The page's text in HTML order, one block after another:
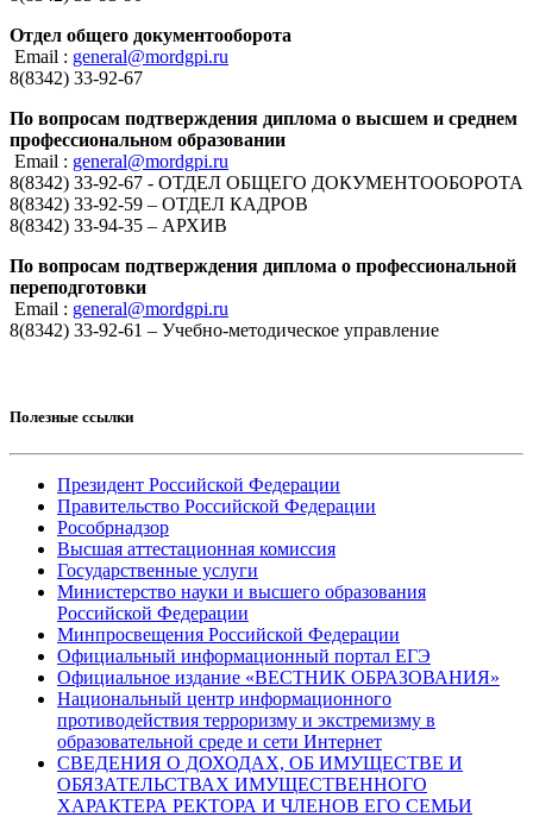
Отдел общего документооборота
Email : general@mordgpi.ru
8(8342) 33-92-67
По вопросам подтверждения диплома о высшем и среднем
профессиональном образовании
Email : general@mordgpi.ru
8(8342) 33-92-67 - ОТДЕЛ ОБЩЕГО ДОКУМЕНТООБОРОТА
8(8342) 33-92-59 – ОТДЕЛ КАДРОВ
8(8342) 33-94-35 – АРХИВ
По вопросам подтверждения диплома о профессиональной
переподготовки
Email : general@mordgpi.ru
8(8342) 33-92-61 – Учебно-методическое управление
Полезные ссылки
Президент Российской Федерации
Правительство Российской Федерации
Рособрнадзор
Высшая аттестационная комиссия
Государственные услуги
Министерство науки и высшего образования
Российской Федерации
Минпросвещения Российской Федерации
Официальный информационный портал ЕГЭ
Официальное издание «ВЕСТНИК ОБРАЗОВАНИЯ»
Национальный центр информационного
противодействия терроризму и экстремизму в
образовательной среде и сети Интернет
СВЕДЕНИЯ О ДОХОДАХ, ОБ ИМУЩЕСТВЕ И
ОБЯЗАТЕЛЬСТВАХ ИМУЩЕСТВЕННОГО
ХАРАКТЕРА РЕКТОРА И ЧЛЕНОВ ЕГО СЕМЬИ